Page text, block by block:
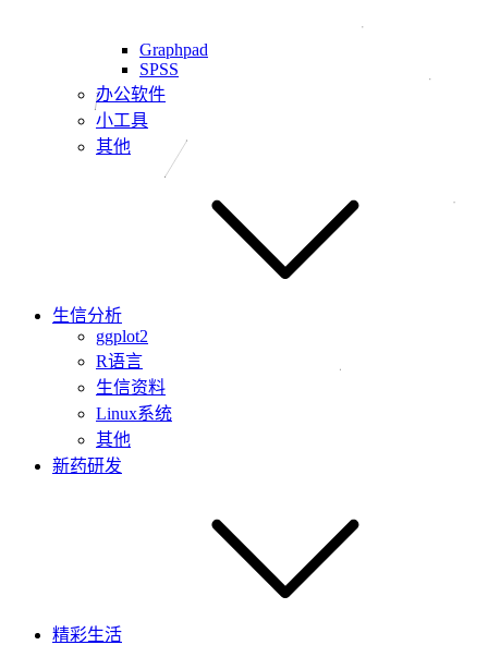
Graphpad
SPSS
办公软件
小工具
其他
生信分析
ggplot2
R语言
生信资料
Linux系统
其他
新药研发
精彩生活